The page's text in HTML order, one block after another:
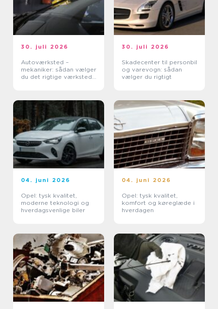
30. juli 2026
Autoværksted –
mekaniker: sådan vælger
du det rigtige værksted
30. juli 2026
Skadecenter til personbil
og varevogn: sådan
vælger du rigtigt
04. juni 2026
Opel: tysk kvalitet,
moderne teknologi og
hverdagsvenlige biler
04. juni 2026
Opel: tysk kvalitet,
komfort og køreglæde i
hverdagen